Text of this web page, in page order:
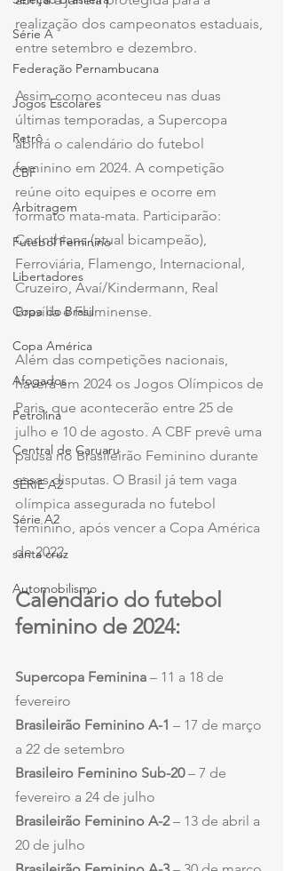
Série A
Federação Pernambucana
Jogos Escolares
Retrô
CBF
Arbitragem
Futebol Feminino
Libertadores
Copa do Brasil
Copa América
Afogados
Petrolina
Central de Caruaru
SÉRIE A2
Série A2
santa cruz
Automobilismo
realização dos campeonatos estaduais,
entre setembro e dezembro.
Assim como aconteceu nas duas
últimas temporadas, a Supercopa
abrirá o calendário do futebol
feminino em 2024. A competição
reúne oito equipes e ocorre em
formato mata-mata. Participarão:
Corinthians (atual bicampeão),
Ferroviária, Flamengo, Internacional,
Cruzeiro, Avaí/Kindermann, Real
Brasília e Fluminense.
Além das competições nacionais,
haverá em 2024 os Jogos Olímpicos de
Paris, que acontecerão entre 25 de
julho e 10 de agosto. A CBF prevê uma
pausa no Brasileirão Feminino durante
essas disputas. O Brasil já tem vaga
olímpica assegurada no futebol
feminino, após vencer a Copa América
de 2022.
Calendário do futebol
feminino de 2024:
Supercopa Feminina – 11 a 18 de
fevereiro
Brasileirão Feminino A-1 – 17 de março
a 22 de setembro
Brasileiro Feminino Sub-20 – 7 de
fevereiro a 24 de julho
Brasileirão Feminino A-2 – 13 de abril a
20 de julho